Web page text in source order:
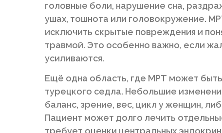
головные боли, нарушение сна,
ушах, тошнота или головокружение.
исключить скрытые повреждения и
травмой. Это особенно важно, если
усиливаются.
Ещё одна область, где МРТ может
турецкого седла. Небольшие
баланс, зрение, вес, цикл у женщин,
Пациент может долго лечить